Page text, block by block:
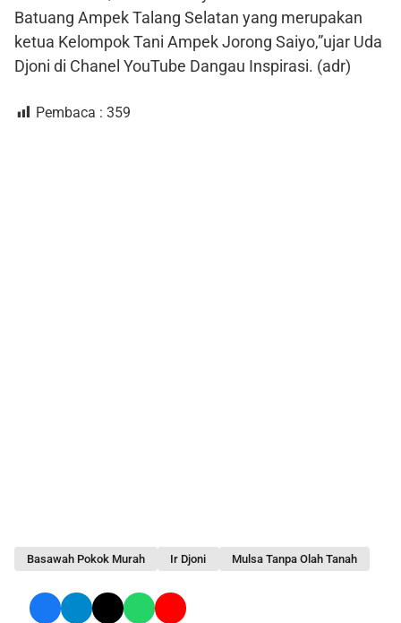
Batuang Ampek Talang Selatan yang merupakan
ketua Kelompok Tani Ampek Jorong Saiyo,”ujar Uda
Djoni di Chanel YouTube Dangau Inspirasi. (adr)
Pembaca : 359
Basawah Pokok Murah Ir Djoni Mulsa Tanpa Olah Tanah